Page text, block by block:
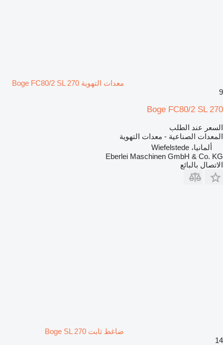
معدات التهوية Boge FC80/2 SL 270
9
Boge FC80/2 SL 270
السعر عند الطلب
المعدات الصناعية - معدات التهوية
ألمانيا، Wiefelstede
Eberlei Maschinen GmbH & Co. KG
الاتصال بالبائع
ضاغط ثابت Boge SL 270
14